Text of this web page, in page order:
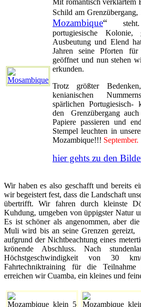
Mit romantisch verklärtem
Schild am
Mozambique“ steht.
portugiesische
Ausbeutung und Elend
Jahren seine Pforten für
geöffnet und nun stehen
erkunden.
Trotz größter
kenianischen
spärlichen Portugiesisch-
den Grenzübergang
Papiere passieren und
Stempel leuchten in
Mozambique!!! September.
hier gehts zu den
Wir haben es also geschafft und bereits
wir begeistert fest, dass die Landschaft
übertrifft. Wir fahren durch kleinste
Kuhdung, umgeben von üppigster Natur
Es ist schöner als angenommen, aber
Muli wird bis an seine Grenzen gereizt,
aufgrund der Nichtbeachtung eines
krönende Abschluss. Nach
Höchstgeschwindigkeit von 30
Fahrtechniktraining für die
erreichen wir Cuamba, ein kleines und